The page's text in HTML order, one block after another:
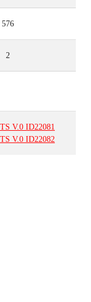
576
2
V.0 ID22081
V.0 ID22082